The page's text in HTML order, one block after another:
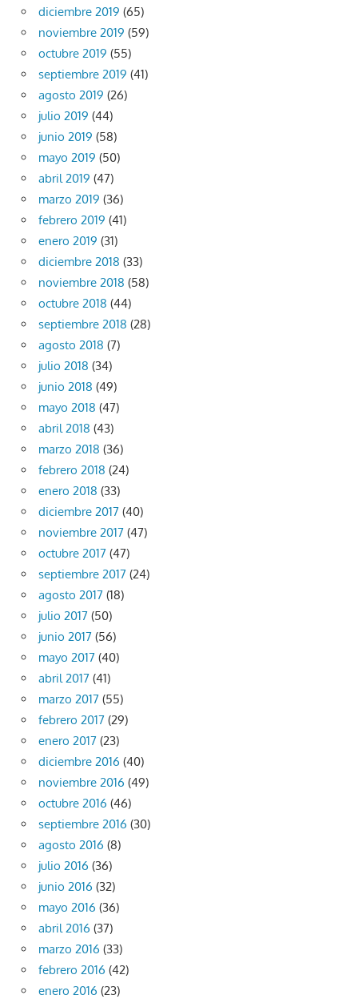
diciembre 2019 (65)
noviembre 2019 (59)
octubre 2019 (55)
septiembre 2019 (41)
agosto 2019 (26)
julio 2019 (44)
junio 2019 (58)
mayo 2019 (50)
abril 2019 (47)
marzo 2019 (36)
febrero 2019 (41)
enero 2019 (31)
diciembre 2018 (33)
noviembre 2018 (58)
octubre 2018 (44)
septiembre 2018 (28)
agosto 2018 (7)
julio 2018 (34)
junio 2018 (49)
mayo 2018 (47)
abril 2018 (43)
marzo 2018 (36)
febrero 2018 (24)
enero 2018 (33)
diciembre 2017 (40)
noviembre 2017 (47)
octubre 2017 (47)
septiembre 2017 (24)
agosto 2017 (18)
julio 2017 (50)
junio 2017 (56)
mayo 2017 (40)
abril 2017 (41)
marzo 2017 (55)
febrero 2017 (29)
enero 2017 (23)
diciembre 2016 (40)
noviembre 2016 (49)
octubre 2016 (46)
septiembre 2016 (30)
agosto 2016 (8)
julio 2016 (36)
junio 2016 (32)
mayo 2016 (36)
abril 2016 (37)
marzo 2016 (33)
febrero 2016 (42)
enero 2016 (23)